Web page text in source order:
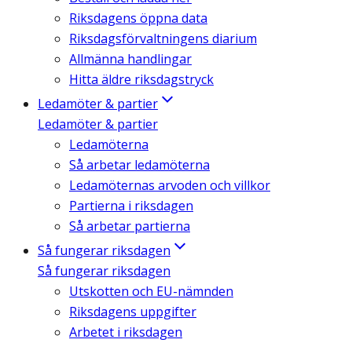
Riksdagens öppna data
Riksdagsförvaltningens diarium
Allmänna handlingar
Hitta äldre riksdagstryck
Ledamöter & partier
Ledamöter & partier
Ledamöterna
Så arbetar ledamöterna
Ledamöternas arvoden och villkor
Partierna i riksdagen
Så arbetar partierna
Så fungerar riksdagen
Så fungerar riksdagen
Utskotten och EU-nämnden
Riksdagens uppgifter
Arbetet i riksdagen